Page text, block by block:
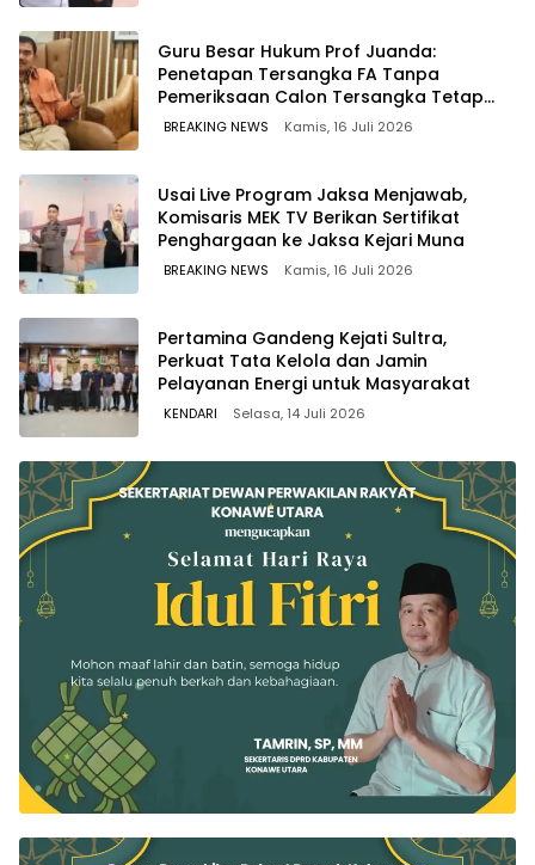
Guru Besar Hukum Prof Juanda:
Penetapan Tersangka FA Tanpa
Pemeriksaan Calon Tersangka Tetap
Sah Secara Hukum
BREAKING NEWS Kamis, 16 Juli 2026
Usai Live Program Jaksa Menjawab,
Komisaris MEK TV Berikan Sertifikat
Penghargaan ke Jaksa Kejari Muna
BREAKING NEWS Kamis, 16 Juli 2026
Pertamina Gandeng Kejati Sultra,
Perkuat Tata Kelola dan Jamin
Pelayanan Energi untuk Masyarakat
KENDARI Selasa, 14 Juli 2026